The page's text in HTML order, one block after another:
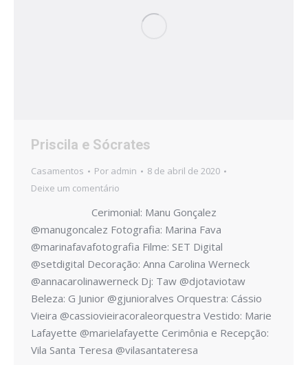
Priscila e Sócrates
Casamentos Por admin
8 de abril de 2020
Deixe um comentário
Cerimonial: Manu Gonçalez
@manugoncalez Fotografia: Marina Fava
@marinafavafotografia Filme: SET Digital
@setdigital Decoração: Anna Carolina Werneck
@annacarolinawerneck Dj: Taw @djotaviotaw
Beleza: G Junior @gjunioralves Orquestra: Cássio
Vieira @cassiovieiracoraleorquestra Vestido: Marie
Lafayette @marielafayette Cerimônia e Recepção:
Vila Santa Teresa @vilasantateresa